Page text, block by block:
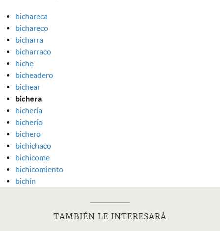
bichareca
bichareco
bicharra
bicharraco
biche
bicheadero
bichear
bichera
bichería
bicherío
bichero
bichichaco
bichicome
bichicomiento
bichín
TAMBIÉN LE INTERESARÁ